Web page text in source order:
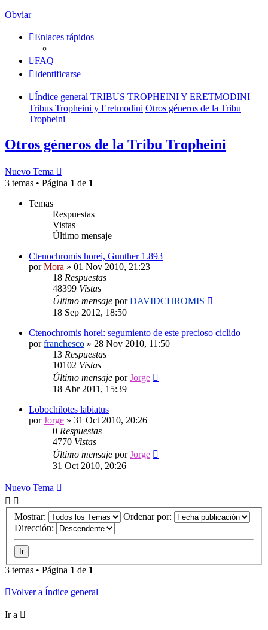
Obviar
Enlaces rápidos
FAQ
Identificarse
Índice general TRIBUS TROPHEINI Y ERETMODINI
Tribus Tropheini y Eretmodini Otros géneros de la Tribu
Tropheini
Otros géneros de la Tribu Tropheini
Nuevo Tema
3 temas • Página 1 de 1
Temas
Respuestas
Vistas
Último mensaje
Ctenochromis horei, Gunther 1.893
porMora » 01 Nov 2010, 21:23
18 Respuestas
48399 Vistas
Último mensaje porDAVIDCHROMIS
18 Sep 2012, 18:50
Ctenochromis horei: segumiento de este precioso ciclido
porfranchesco » 28 Nov 2010, 11:50
13 Respuestas
10102 Vistas
Último mensaje porJorge
18 Abr 2011, 15:39
Lobochilotes labiatus
porJorge » 31 Oct 2010, 20:26
0 Respuestas
4770 Vistas
Último mensaje porJorge
31 Oct 2010, 20:26
Nuevo Tema
Mostrar:
Ordenar por:
Dirección:
3 temas • Página 1 de 1
Volver a Índice general
Ir a